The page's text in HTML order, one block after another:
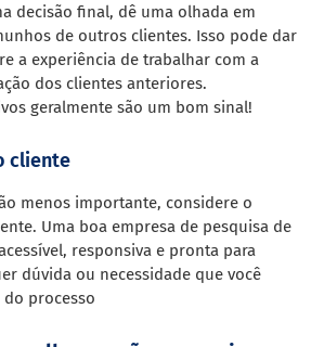
decisão final, dê uma olhada em
de outros clientes. Isso pode dar
a experiência de trabalhar com a
dos clientes anteriores.
geralmente são um bom sinal!
cliente
menos importante, considere o
Uma boa empresa de pesquisa de
responsiva e pronta para
dúvida ou necessidade que você
processo